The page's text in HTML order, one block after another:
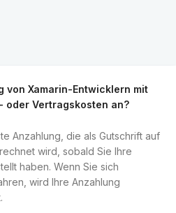
von Xamarin-Entwicklern mit
oder Vertragskosten an?
Anzahlung, die als Gutschrift auf
wird, sobald Sie Ihre
haben. Wenn Sie sich
wird Ihre Anzahlung